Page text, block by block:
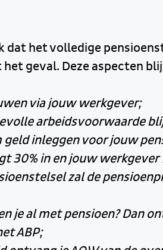
dat het volledige
het geval. Deze aspecten
via jouw werkgever;
arbeidsvoorwaarde
inleggen voor jouw
30% in en jouw werkgever
zal de
je al met pensioen? Dan
ABP;